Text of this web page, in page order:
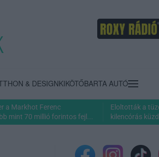
& DESIGNKIKÖTŐBARTA AUTÓ
a Markhot Ferenc
mint 70 millió forintos fejl...
Eloltották a
kilencórás